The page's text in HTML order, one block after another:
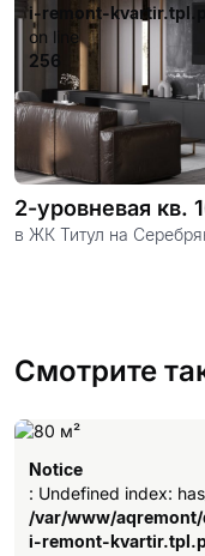
i-remont-
on line
256
2-уровневая кв.
в ЖК Титул на
Смотрите
Notice
: Undefined index:
/var/www/
i-remont-